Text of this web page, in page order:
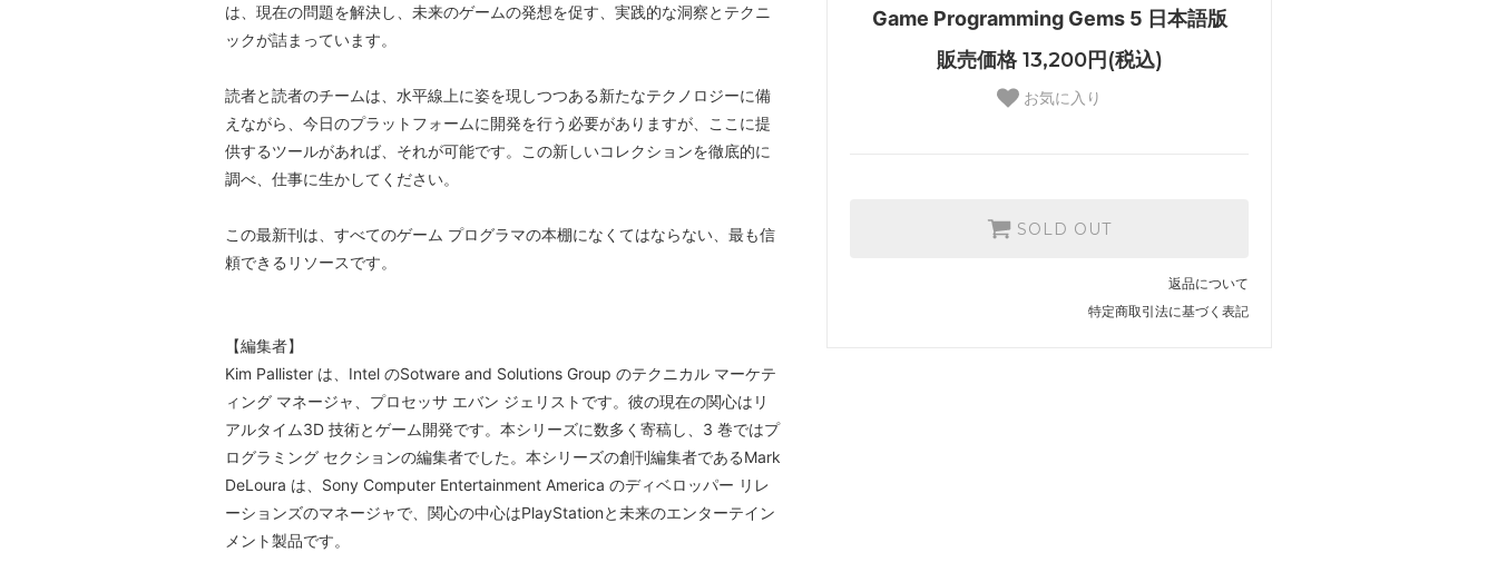
Game Programming Gems 5 日本語版
販売価格 13,200円(税込)
お気に入り
SOLD OUT
返品について
特定商取引法に基づく表記
は、現在の問題を解決し、未来のゲームの発想を促す、実践的な洞察とテクニ
ックが詰まっています。
読者と読者のチームは、水平線上に姿を現しつつある新たなテクノロジーに備
えながら、今日のプラットフォームに開発を行う必要がありますが、ここに提
供するツールがあれば、それが可能です。この新しいコレクションを徹底的に
調べ、仕事に生かしてください。
この最新刊は、すべてのゲーム プログラマの本棚になくてはならない、最も信
頼できるリソースです。
【編集者】
Kim Pallister は、Intel のSotware and Solutions Group のテクニカル マーケテ
ィング マネージャ、プロセッサ エバン ジェリストです。彼の現在の関心はリ
アルタイム3D 技術とゲーム開発です。本シリーズに数多く寄稿し、3 巻ではプ
ログラミング セクションの編集者でした。本シリーズの創刊編集者であるMark
DeLoura は、Sony Computer Entertainment America のディベロッパー リレ
ーションズのマネージャで、関心の中心はPlayStationと未来のエンターテイン
メント製品です。